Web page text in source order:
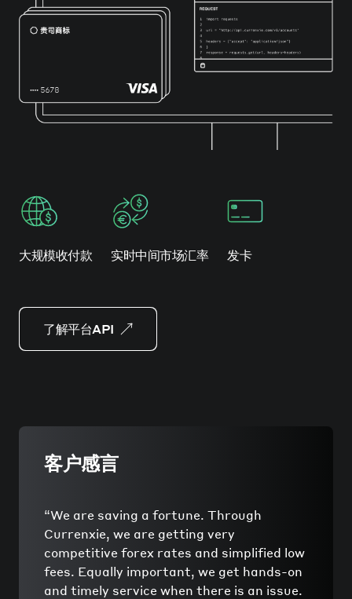
大规模收付款 实时中间市场汇率 发卡
了解平台API
客户感言
“We are saving a fortune. Through
Currenxie, we are getting very
competitive forex rates and simplified low
fees. Equally important, we get hands-on
and timely service when there is an issue.